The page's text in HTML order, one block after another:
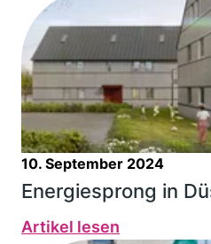
10. September 2024
Energiesprong in
Artikel lesen